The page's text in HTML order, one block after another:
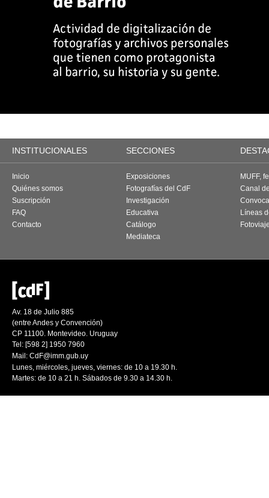
INSTITUCIONALES SECCIONES
Inicio
Quiénes somos
Suscripción
FAQ
Contacto
Exposiciones
Fotografías del CdF
Investigación
Educativa
Catálogo
Mediateca
MUFF,
Canal
Líneas
Av. 18 de Julio 885
(entre Andes y Convención)
CP 11100. Montevideo. Uruguay
Tel: [598 2] 1950 7960
Mail: CdF@imm.gub.uy
Lunes, miércoles, jueves, viernes: de 10 a 19.30 h.
Martes: de 10 a 21 h. Sábados de 9.30 a 14.30 h.